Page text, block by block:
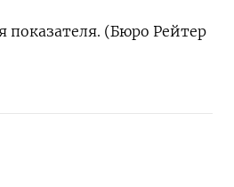
(Бюро Рейтер